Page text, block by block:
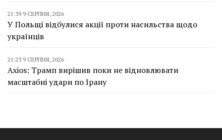
21:39 9 СЕРПНЯ, 2026
У Польщі відбулися акції проти насильства щодо
українців
21:23 9 СЕРПНЯ, 2026
Axios: Трамп вирішив поки не відновлювати
масштабні удари по Ірану